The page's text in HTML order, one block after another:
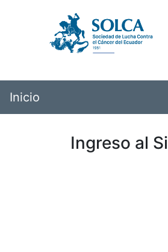
Inicio
Ingreso al